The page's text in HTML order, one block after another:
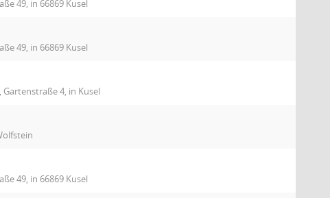
49, in 66869 Kusel
49, in 66869 Kusel
4, in Kusel
49, in 66869 Kusel